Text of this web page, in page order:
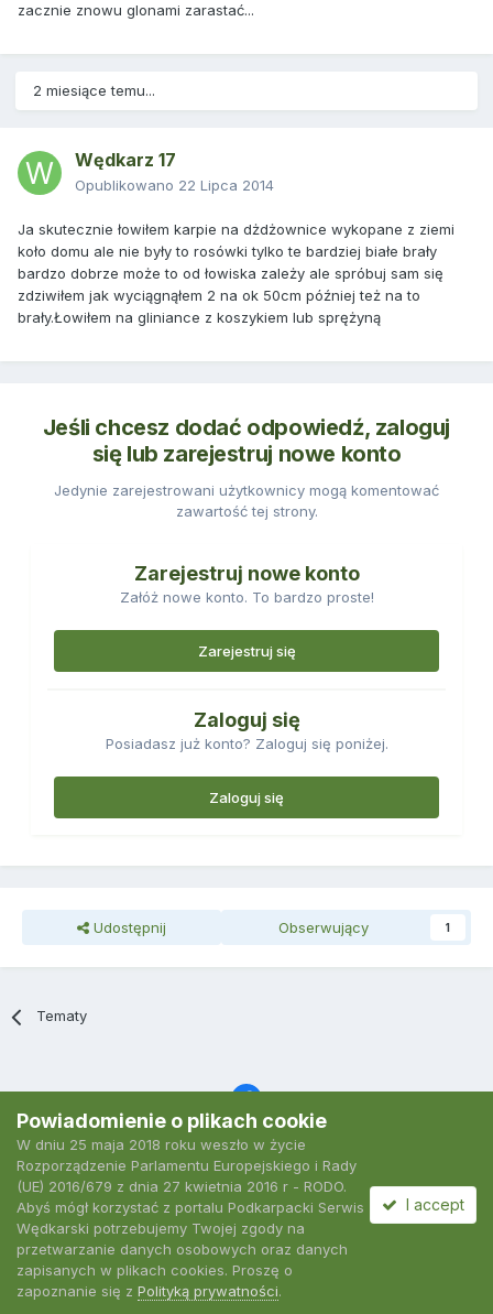
zacznie znowu glonami zarastać...
2 miesiące temu...
Wędkarz 17
Opublikowano 22 Lipca 2014
Ja skutecznie łowiłem karpie na dżdżownice wykopane z ziemi
koło domu ale nie były to rosówki tylko te bardziej białe brały
bardzo dobrze może to od łowiska zależy ale spróbuj sam się
zdziwiłem jak wyciągnąłem 2 na ok 50cm później też na to
brały.Łowiłem na gliniance z koszykiem lub sprężyną
Jeśli chcesz dodać odpowiedź, zaloguj
się lub zarejestruj nowe konto
Jedynie zarejestrowani użytkownicy mogą komentować
zawartość tej strony.
Zarejestruj nowe konto
Załóż nowe konto. To bardzo proste!
Zarejestruj się
Zaloguj się
Posiadasz już konto? Zaloguj się poniżej.
Zaloguj się
Udostępnij Obserwujący 1
Tematy
Język Polityka prywatności Kontakt
2007-2026 Podkarpacki Serwis Wędkarski
Powiadomienie o plikach cookie
W dniu 25 maja 2018 roku weszło w życie
Rozporządzenie Parlamentu Europejskiego i Rady
(UE) 2016/679 z dnia 27 kwietnia 2016 r - RODO.
Abyś mógł korzystać z portalu Podkarpacki Serwis
Wędkarski potrzebujemy Twojej zgody na
przetwarzanie danych osobowych oraz danych
zapisanych w plikach cookies. Proszę o
zapoznanie się z Polityką prywatności.
I accept